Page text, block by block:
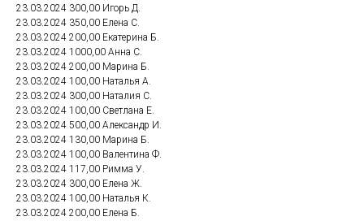
23.03.2024 300,00 Игорь Д.
23.03.2024 350,00 Елена С.
23.03.2024 200,00 Екатерина Б.
23.03.2024 1000,00 Анна С.
23.03.2024 200,00 Марина Б.
23.03.2024 100,00 Наталья А.
23.03.2024 300,00 Наталия С.
23.03.2024 100,00 Светлана Е.
23.03.2024 500,00 Александр И.
23.03.2024 130,00 Марина Б.
23.03.2024 100,00 Валентина Ф.
23.03.2024 117,00 Римма У.
23.03.2024 300,00 Елена Ж.
23.03.2024 100,00 Наталья К.
23.03.2024 200,00 Елена Б.